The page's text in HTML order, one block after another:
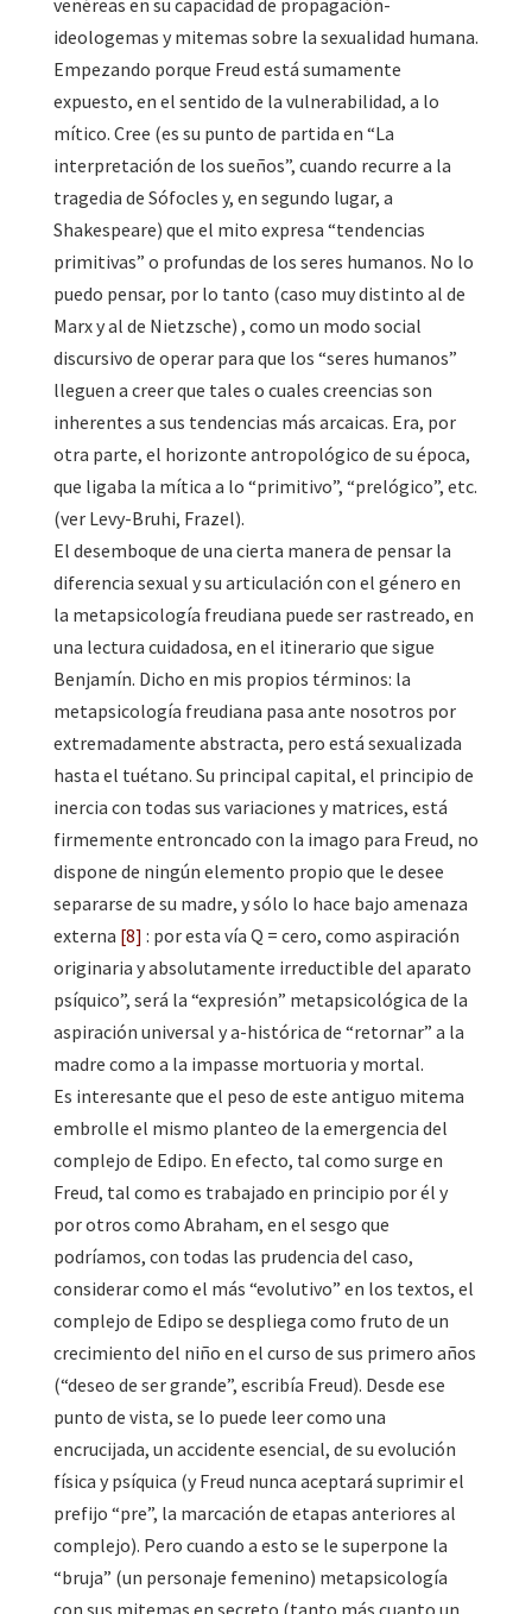
venéreas en su capacidad de propagación-
ideologemas y mitemas sobre la sexualidad humana.
Empezando porque Freud está sumamente
expuesto, en el sentido de la vulnerabilidad, a lo
mítico. Cree (es su punto de partida en “La
interpretación de los sueños”, cuando recurre a la
tragedia de Sófocles y, en segundo lugar, a
Shakespeare) que el mito expresa “tendencias
primitivas” o profundas de los seres humanos. No lo
puedo pensar, por lo tanto (caso muy distinto al de
Marx y al de Nietzsche) , como un modo social
discursivo de operar para que los “seres humanos”
lleguen a creer que tales o cuales creencias son
inherentes a sus tendencias más arcaicas. Era, por
otra parte, el horizonte antropológico de su época,
que ligaba la mítica a lo “primitivo”, “prelógico”, etc.
(ver Levy-Bruhi, Frazel).
El desemboque de una cierta manera de pensar la
diferencia sexual y su articulación con el género en
la metapsicología freudiana puede ser rastreado, en
una lectura cuidadosa, en el itinerario que sigue
Benjamín. Dicho en mis propios términos: la
metapsicología freudiana pasa ante nosotros por
extremadamente abstracta, pero está sexualizada
hasta el tuétano. Su principal capital, el principio de
inercia con todas sus variaciones y matrices, está
firmemente entroncado con la imago para Freud, no
dispone de ningún elemento propio que le desee
separarse de su madre, y sólo lo hace bajo amenaza
externa [8] : por esta vía Q = cero, como aspiración
originaria y absolutamente irreductible del aparato
psíquico”, será la “expresión” metapsicológica de la
aspiración universal y a-histórica de “retornar” a la
madre como a la impasse mortuoria y mortal.
Es interesante que el peso de este antiguo mitema
embrolle el mismo planteo de la emergencia del
complejo de Edipo. En efecto, tal como surge en
Freud, tal como es trabajado en principio por él y
por otros como Abraham, en el sesgo que
podríamos, con todas las prudencia del caso,
considerar como el más “evolutivo” en los textos, el
complejo de Edipo se despliega como fruto de un
crecimiento del niño en el curso de sus primero años
(“deseo de ser grande”, escribía Freud). Desde ese
punto de vista, se lo puede leer como una
encrucijada, un accidente esencial, de su evolución
física y psíquica (y Freud nunca aceptará suprimir el
prefijo “pre”, la marcación de etapas anteriores al
complejo). Pero cuando a esto se le superpone la
“bruja” (un personaje femenino) metapsicología